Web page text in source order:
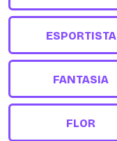
ESPORTISTA
FANTASIA
FLOR